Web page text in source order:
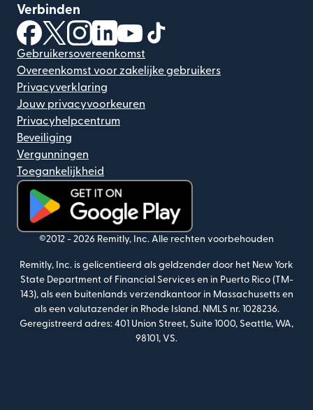
Verbinden
(wordt geopend in een nieuw venster)
(wordt geopend in een nieuw venster)
(wordt geopend in een nieuw venster)
(wordt geopend in een nieuw venster)
(wordt geopend in een nieuw
Gebruikersovereenkomst
Overeenkomst voor zakelijke gebruikers
Privacyverklaring
Jouw privacyvoorkeuren
Privacyhelpcentrum
Beveiliging
Vergunningen
Toegankelijkheid
(wordt geopend in een nieuw venster)
©2012 - 2026 Remitly, Inc. Alle rechten voorbehouden
Remitly, Inc. is gelicentieerd als geldzender door het New York
State Department of Financial Services en in Puerto Rico (TM-
143), als een buitenlands verzendkantoor in Massachusetts en
als een valutazender in Rhode Island. NMLS nr. 1028236.
Geregistreerd adres: 401 Union Street, Suite 1000, Seattle, WA,
98101, VS.